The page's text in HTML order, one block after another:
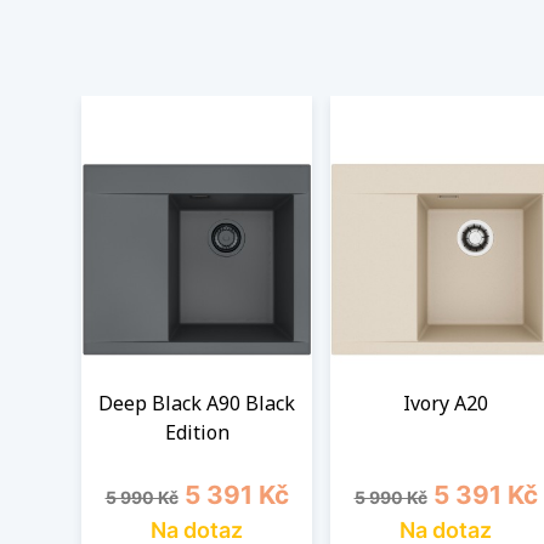
Deep Black A90 Black
Edition
Běžná cena
5 990 Kč Cena
5 391 Kč
Na dotaz
Ivory A20
Běžná cena
5 990 Kč Cena
5 391 Kč
Na dotaz